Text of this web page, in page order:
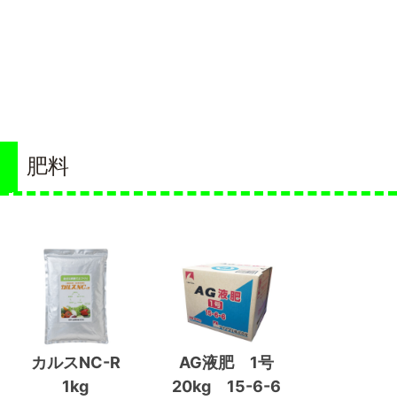
肥料
カルスNC-R
1kg
AG液肥 1号
20kg 15-6-6